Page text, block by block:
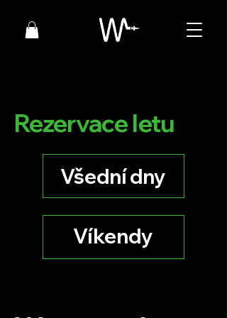
Rezervace letu
Všední dny
Všední dny
Víkendové termíny
Víkendy